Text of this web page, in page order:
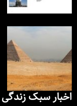
اخبار سبک زندگی